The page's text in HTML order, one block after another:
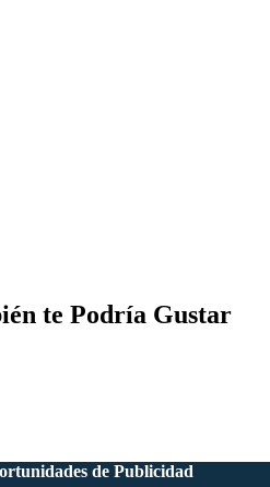
te Podría Gustar
de Publicidad